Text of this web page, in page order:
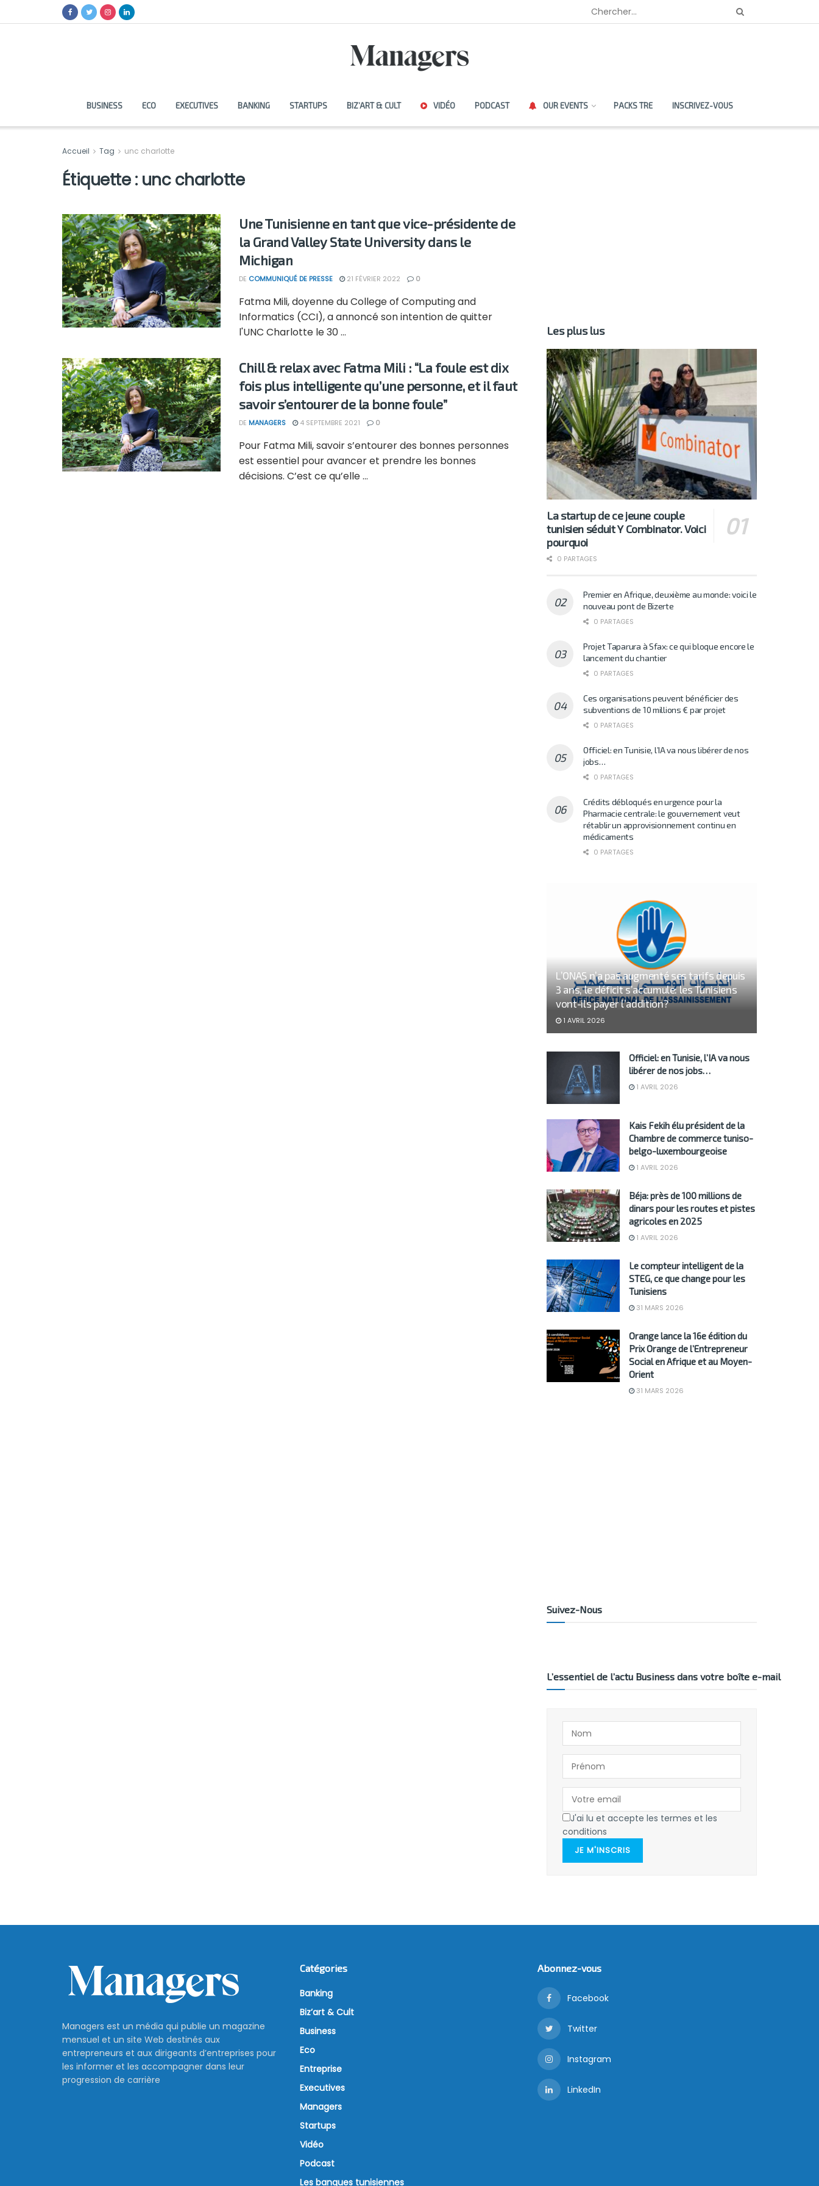
BUSINESS ECO EXECUTIVES BANKING STARTUPS BIZ’ART & CULT VIDÉO PODCAST OUR EVENTS PACKS TRE INSCRIVEZ-VOUS
Accueil Tag unc charlotte
Étiquette : unc charlotte
Une Tunisienne en tant que vice-présidente de
la Grand Valley State University dans le
Michigan
DE COMMUNIQUÉ DE PRESSE 21 FÉVRIER 2022 0
Fatma Mili, doyenne du College of Computing and
Informatics (CCI), a annoncé son intention de quitter
l'UNC Charlotte le 30 ...
Chill & relax avec Fatma Mili : “La foule est dix
fois plus intelligente qu’une personne, et il faut
savoir s’entourer de la bonne foule”
DE MANAGERS 4 SEPTEMBRE 2021 0
Pour Fatma Mili, savoir s’entourer des bonnes personnes
est essentiel pour avancer et prendre les bonnes
décisions. C’est ce qu’elle ...
Les plus lus
La startup de ce jeune couple
tunisien séduit Y Combinator. Voici
pourquoi
0 PARTAGES
Premier en Afrique, deuxième au monde: voici le
nouveau pont de Bizerte
0 PARTAGES
Projet Taparura à Sfax: ce qui bloque encore le
lancement du chantier
0 PARTAGES
Ces organisations peuvent bénéficier des
subventions de 10 millions € par projet
0 PARTAGES
Officiel: en Tunisie, l’IA va nous libérer de nos
jobs…
0 PARTAGES
Crédits débloqués en urgence pour la
Pharmacie centrale: le gouvernement veut
rétablir un approvisionnement continu en
médicaments
0 PARTAGES
L’ONAS n’a pas augmenté ses tarifs depuis
3 ans, le déficit s’accumule: les Tunisiens
vont-ils payer l’addition?
1 AVRIL 2026
Officiel: en Tunisie, l’IA va nous
libérer de nos jobs…
1 AVRIL 2026
Kais Fekih élu président de la
Chambre de commerce tuniso-
belgo-luxembourgeoise
1 AVRIL 2026
Béja: près de 100 millions de
dinars pour les routes et pistes
agricoles en 2025
1 AVRIL 2026
Le compteur intelligent de la
STEG, ce que change pour les
Tunisiens
31 MARS 2026
Orange lance la 16e édition du
Prix Orange de l’Entrepreneur
Social en Afrique et au Moyen-
Orient
31 MARS 2026
Suivez-Nous
L’essentiel de l’actu Business dans votre boîte e-mail
J'ai lu et accepte les termes et les
conditions
JE M'INSCRIS
Managers est un média qui publie un magazine
mensuel et un site Web destinés aux
entrepreneurs et aux dirigeants d’entreprises pour
les informer et les accompagner dans leur
progression de carrière
Catégories
Banking
Biz’art & Cult
Business
Eco
Entreprise
Executives
Managers
Startups
Vidéo
Podcast
Les banques tunisiennes
Abonnez-vous
Facebook
Twitter
Instagram
LinkedIn